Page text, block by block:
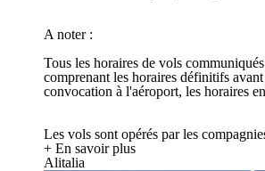
A noter :
Tous les horaires de vols
comprenant les horaires définitifs
convocation à l'aéroport, les horaires
Les vols sont opérés par les
+ En savoir plus
Alitalia